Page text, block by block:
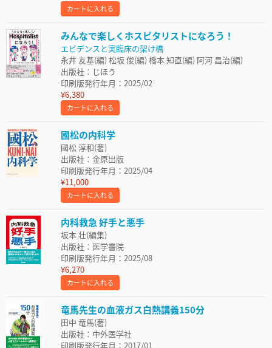
カートに入れる
みんなで楽しくホスピタリストになろう！
エビデンスと実臨床の架け橋
永井 友基(編) 松坂 俊(編) 橋本 知直(編) 阿河 昌治(編)
出版社：じほう
印刷版発行年月：2025/02
¥6,380
カートに入れる
國松の内科学
國松 淳和(著)
出版社：金原出版
印刷版発行年月：2025/04
¥11,000
カートに入れる
内科救急 好手と悪手
坂本 壮(編集)
出版社：医学書院
印刷版発行年月：2025/08
¥6,270
カートに入れる
竜馬先生の血液ガス白熱講義150分
田中 竜馬(著)
出版社：中外医学社
印刷版発行年月：2017/01